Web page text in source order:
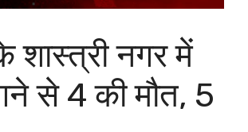
शास्त्री नगर में
से 4 की मौत, 5